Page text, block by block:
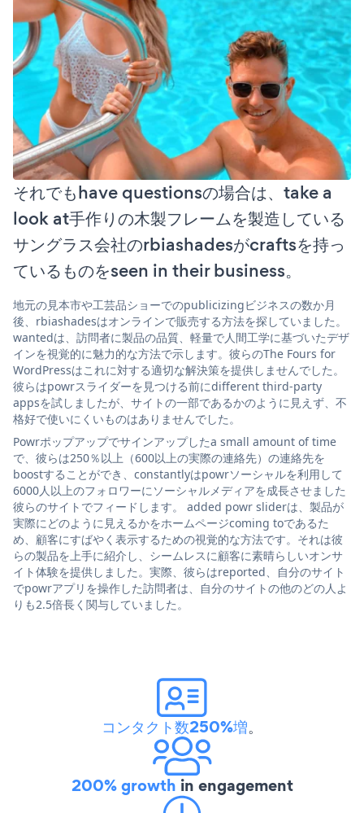
それでもhave questionsの場合は、take a
look at手作りの木製フレームを製造している
サングラス会社のrbiashadesがcraftsを持っ
ているものをseen in their business。
地元の見本市や工芸品ショーでのpublicizingビジネスの数か月
後、rbiashadesはオンラインで販売する方法を探していました。
wantedは、訪問者に製品の品質、軽量で人間工学に基づいたデザ
インを視覚的に魅力的な方法で示します。彼らのThe Fours for
WordPressはこれに対する適切な解決策を提供しませんでした。
彼らはpowrスライダーを見つける前にdifferent third-party
appsを試しましたが、サイトの一部であるかのように見えず、不
格好で使いにくいものはありませんでした。
Powrポップアップでサインアップしたa small amount of time
で、彼らは250％以上（600以上の実際の連絡先）の連絡先を
boostすることができ、constantlyはpowrソーシャルを利用して
6000人以上のフォロワーにソーシャルメディアを成長させました
彼らのサイトでフィードします。 added powr sliderは、製品が
実際にどのように見えるかをホームページcoming toであるた
め、顧客にすばやく表示するための視覚的な方法です。それは彼
らの製品を上手に紹介し、シームレスに顧客に素晴らしいオンサ
イト体験を提供しました。実際、彼らはreported、自分のサイト
でpowrアプリを操作した訪問者は、自分のサイトの他のどの人よ
りも2.5倍長く関与していました。
コンタクト数250%増。
200% growth in engagement